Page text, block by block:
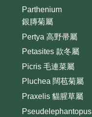
Parthenium
銀膞菊屬
Pertya 高野帚屬
Petasites 款冬屬
Picris 毛連菜屬
Pluchea 闊苞菊屬
Praxelis 貓腥草屬
Pseudelephantopus